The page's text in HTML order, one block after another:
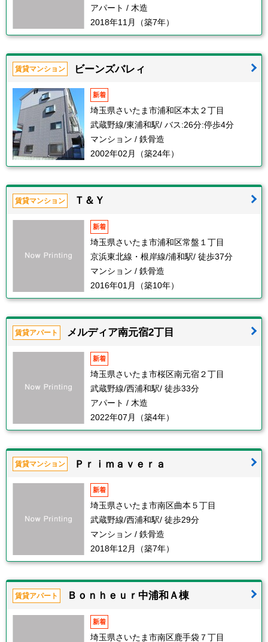
アパート / 木造
2018年11月（築7年）
賃貸マンション ビーンズバレィ
新着
埼玉県さいたま市浦和区本太２丁目
武蔵野線/東浦和駅/ バス:26分:停歩4分
マンション / 鉄骨造
2002年02月（築24年）
賃貸マンション Ｔ＆Ｙ
新着
埼玉県さいたま市浦和区常盤１丁目
京浜東北線・根岸線/浦和駅/ 徒歩37分
マンション / 鉄骨造
2016年01月（築10年）
賃貸アパート メルディア南元宿2丁目
新着
埼玉県さいたま市桜区南元宿２丁目
武蔵野線/西浦和駅/ 徒歩33分
アパート / 木造
2022年07月（築4年）
賃貸マンション Ｐｒｉｍａｖｅｒａ
新着
埼玉県さいたま市南区曲本５丁目
武蔵野線/西浦和駅/ 徒歩29分
マンション / 鉄骨造
2018年12月（築7年）
賃貸アパート Ｂｏｎｈｅｕｒ中浦和Ａ棟
新着
埼玉県さいたま市南区鹿手袋７丁目